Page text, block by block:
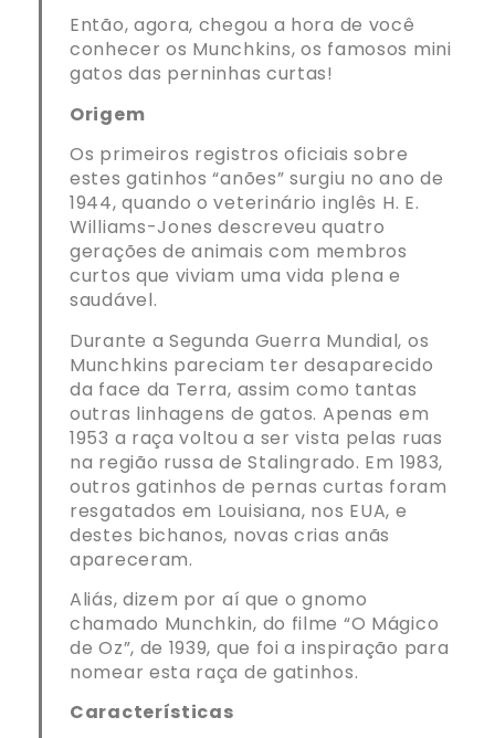
Então, agora, chegou a hora de você
conhecer os Munchkins, os famosos mini
gatos das perninhas curtas!
Origem
Os primeiros registros oficiais sobre
estes gatinhos “anões” surgiu no ano de
1944, quando o veterinário inglês H. E.
Williams-Jones descreveu quatro
gerações de animais com membros
curtos que viviam uma vida plena e
saudável.
Durante a Segunda Guerra Mundial, os
Munchkins pareciam ter desaparecido
da face da Terra, assim como tantas
outras linhagens de gatos. Apenas em
1953 a raça voltou a ser vista pelas ruas
na região russa de Stalingrado. Em 1983,
outros gatinhos de pernas curtas foram
resgatados em Louisiana, nos EUA, e
destes bichanos, novas crias anãs
apareceram.
Aliás, dizem por aí que o gnomo
chamado Munchkin, do filme “O Mágico
de Oz”, de 1939, que foi a inspiração para
nomear esta raça de gatinhos.
Características